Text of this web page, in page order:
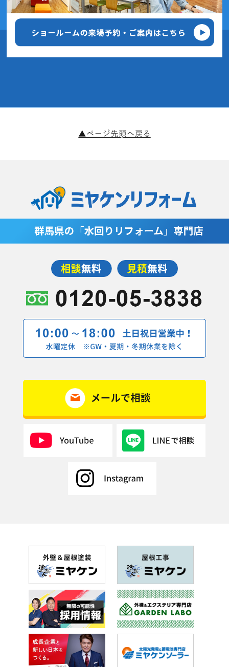
2020年6月(7記事)
2020年5月(3記事)
2019年11月(14記事)
2019年10月(8記事)
2019年5月(4記事)
2019年4月(9記事)
2019年2月(10記事)
2019年1月(1記事)
2018年12月(5記事)
2018年11月(9記事)
2018年8月(6記事)
2018年7月(20記事)
2018年6月(26記事)
2018年5月(28記事)